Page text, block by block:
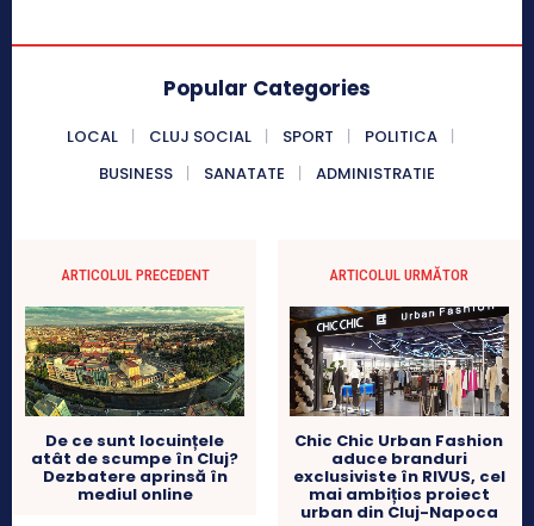
Popular Categories
LOCAL CLUJ SOCIAL SPORT
POLITICA
BUSINESS
SANATATE ADMINISTRATIE
ARTICOLUL PRECEDENT
De ce sunt locuințele
atât de scumpe în Cluj?
Dezbatere aprinsă în
mediul online
ARTICOLUL URMĂTOR
Chic Chic Urban Fashion
aduce branduri
exclusiviste în RIVUS, cel
mai ambițios proiect
urban din Cluj-Napoca